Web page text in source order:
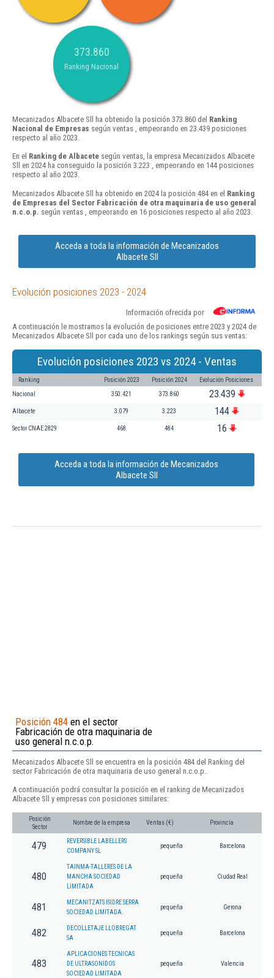
373.860
Ranking Nacional
Mecanizados Albacete Sll ha obtenido la posición 373.860 del Ranking
Nacional de Empresas según ventas , empeorando en 23.439 posiciones
respecto al año 2023.
En el Ranking de Albacete según ventas, la empresa Mecanizados Albacete
Sll en 2024 ha conseguido la posición 3.223 , empeorando en 144 posiciones
respecto al año 2023.
Mecanizados Albacete Sll ha obtenido en 2024 la posición 484 en el Ranking
de Empresas del Sector Fabricación de otra maquinaria de uso general
n.c.o.p. según ventas , empeorando en 16 posiciones respecto al año 2023.
Acceda a toda la información de Mecanizados
Albacete Sll
Evolución posiciones 2023 - 2024
Información ofrecida por
A continuación le mostramos la evolución de posiciones entre 2023 y 2024 de
Mecanizados Albacete Sll por cada uno de los rankings según sus ventas:
Evolución posiciones 2023 vs 2024 - Ventas
Ranking Posición 2023 Posición 2024 Evolución Posiciones
Nacional 350.421 373.860 23.439
Albacete 3.079 3.223 144
Sector CNAE 2829 468 484 16
Acceda a toda la información de Mecanizados
Albacete Sll
Posición 484 en el sector
Fabricación de otra maquinaria de
uso general n.c.o.p.
Mecanizados Albacete Sll se encuentra en la posición 484 del Ranking del
sector Fabricación de otra maquinaria de uso general n.c.o.p..
A continuación podrá consultar la posición en el ranking de Mecanizados
Albacete Sll y empresas con posiciones similares:
Posición
Sector
Nombre de la empresa Ventas (€) Provincia
479
REVERSIBLE LABELLERS
COMPANY SL
pequeña Barcelona
480
TAINMA-TALLERES DE LA
MANCHA SOCIEDAD
LIMITADA
pequeña Ciudad Real
481
MECANITZATS ISIDRE SERRA
SOCIEDAD LIMITADA.
pequeña Gerona
482
DECOLLETAJE LLOBREGAT
SA
pequeña Barcelona
483
APLICACIONES TECNICAS
DE ULTRASONIDOS
SOCIEDAD LIMITADA
pequeña Valencia